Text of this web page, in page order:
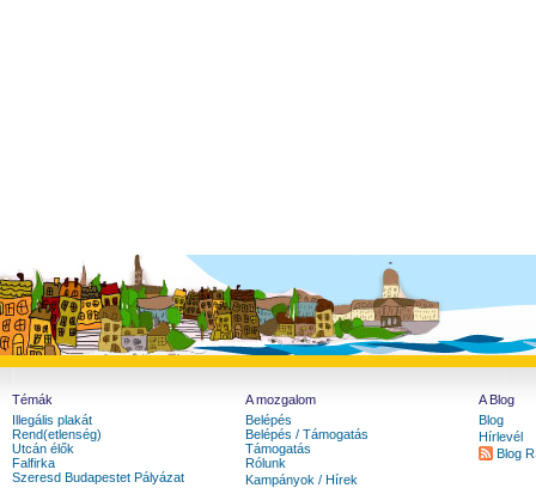
Témák
Illegális plakát
Rend(etlenség)
Utcán élők
Falfirka
Szeresd Budapestet Pályázat
A mozgalom
Belépés
Belépés / Támogatás
Támogatás
Rólunk
Kampányok / Hírek
A Blog
Blog
Hírlevél
Blog